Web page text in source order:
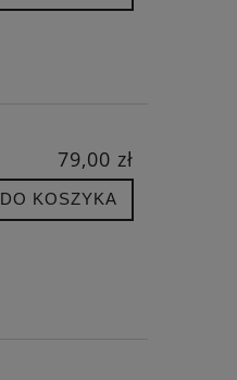
79,00 zł
DO KOSZYKA